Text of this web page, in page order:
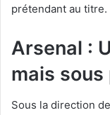
prétendant au titre.
Arsenal :
mais sous
Sous la direction